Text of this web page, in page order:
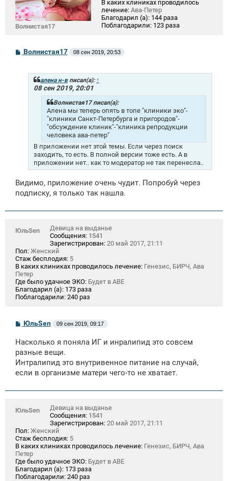
Волнистая17
В каких клиниках проводилось
лечение: Ава-Петер
Благодарил (а): 144 раза
Поблагодарили: 123 раза
СВолнистая17 08 сен 2019, 20:53
алена н-вписал(а): ↑
08 сен 2019, 20:01
Волнистая17 писал(а):
Алена мы теперь опять в топе "клиники эко"-
"клиники Санкт-Петербурга и пригородов"-
"обсуждение клиник"-"клиника репродукции
человека ава-петер"
В приложении нет этой темы. Если через поиск
заходить, то есть. В полной версии тоже есть. А в
приложении нет.. как то модератор не так перенесла..
Видимо, приложение очень чудит. Попробуй через
подписку, я только так нашла.
ЮльSen
Девица на выданье
Сообщения: 1541
Зарегистрирован: 20 май 2017, 21:11
Пол: Женский
Стаж бесплодия: 5
В каких клиниках проводилось лечение: Генезис, БИРЧ, Ава
Петер
Где было удачное ЭКО: Будет в АВЕ
Благодарил (а): 173 раза
Поблагодарили: 240 раз
С
б
щ
н
и
ЮльSen 09 сен 2019, 09:17
Насколько я поняла ИГ и инралипид это совсем
разные вещи.
Интралипид это внутривенное питание на случай,
если в организме матери чего-то не хватает.
ЮльSen
Девица на выданье
Сообщения: 1541
Зарегистрирован: 20 май 2017, 21:11
Пол: Женский
Стаж бесплодия: 5
В каких клиниках проводилось лечение: Генезис, БИРЧ, Ава
Петер
Где было удачное ЭКО: Будет в АВЕ
Благодарил (а): 173 раза
Поблагодарили: 240 раз